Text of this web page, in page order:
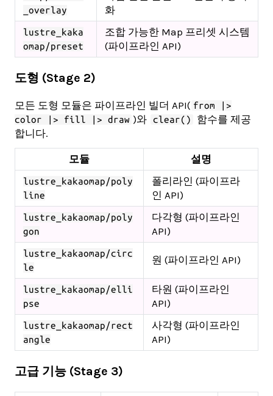
_overlay
화
lustre_kaka
omap/preset
조합 가능한 Map 프리셋 시스템
(파이프라인 API)
도형 (Stage 2)
모든 도형 모듈은 파이프라인 빌더 API( from |>
color |> fill |> draw )와 clear()
함수를 제공
합니다.
모듈 설명
lustre_kakaomap/poly
line
폴리라인 (파이프라
인 API)
lustre_kakaomap/poly
gon
다각형 (파이프라인
API)
lustre_kakaomap/circ
le
원 (파이프라인 API)
lustre_kakaomap/elli
pse
타원 (파이프라인
API)
lustre_kakaomap/rect
angle
사각형 (파이프라인
API)
고급 기능 (Stage 3)